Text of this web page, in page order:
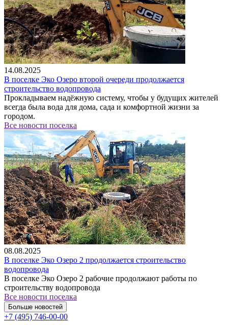
14.08.2025
В поселке Эко Озеро второй очереди продолжается
строительство водопровода
Прокладываем надёжную систему, чтобы у будущих жителей
всегда была вода для дома, сада и комфортной жизни за
городом.
Все новости поселка
08.08.2025
В поселке Эко Озеро 2 продолжается строительство
водопровода
В поселке Эко Озеро 2 рабочие продолжают работы по
строительству водопровода
Все новости поселка
Больше новостей
+7 (495) 746-00-00